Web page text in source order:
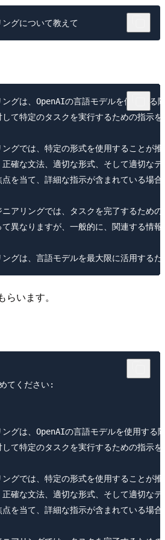
グは、OpenAIの言語モデルを使用す
て特定のタスクを実行するための指示
グでは、特定の形式を使用することが
確な文法、適切な形式、そして適切な
を当て、詳細な指示が含まれている場
ニアリングでは、タスクを完了するため
異なりますが、一般的に、関連する情
います。
てください:
グは、OpenAIの言語モデルを使用す
て特定のタスクを実行するための指示
グでは、特定の形式を使用することが
確な文法、適切な形式、そして適切な
を当て、詳細な指示が含まれている場